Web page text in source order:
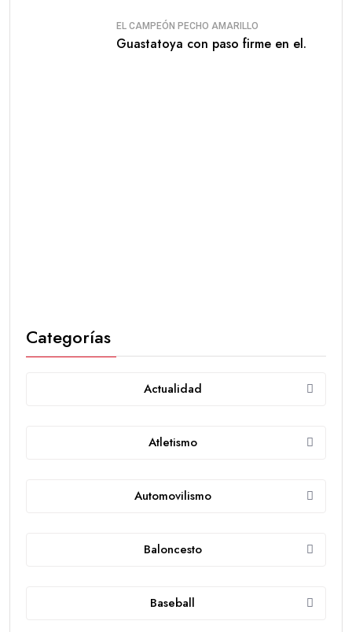
EL CAMPEÓN PECHO AMARILLO
Guastatoya con paso firme en el.
Categorías
Actualidad
Atletismo
Automovilismo
Baloncesto
Baseball